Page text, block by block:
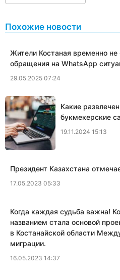
Похожие новости
Жители Костаная временно не
обращения на WhatsApp
29.05.2025 07:24
Какие
букмекерские
19.11.2024 15:13
Президент Казахстана
17.05.2023 05:33
Когда каждая судьба важна!
названием стала основой
в Костанайской области
миграции.
16.05.2023 14:37